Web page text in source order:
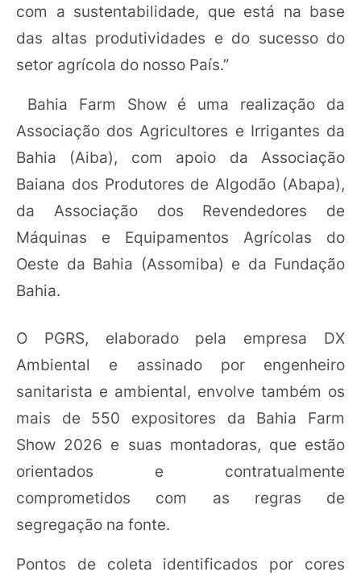
com a sustentabilidade, que está na base
das altas produtividades e do sucesso do
setor agrícola do nosso País.”
Bahia Farm Show é uma realização da
Associação dos Agricultores e Irrigantes da
Bahia (Aiba), com apoio da Associação
Baiana dos Produtores de Algodão (Abapa),
da Associação dos Revendedores de
Máquinas e Equipamentos Agrícolas do
Oeste da Bahia (Assomiba) e da Fundação
Bahia.
O PGRS, elaborado pela empresa DX
Ambiental e assinado por engenheiro
sanitarista e ambiental, envolve também os
mais de 550 expositores da Bahia Farm
Show 2026 e suas montadoras, que estão
orientados e contratualmente
comprometidos com as regras de
segregação na fonte.
Pontos de coleta identificados por cores